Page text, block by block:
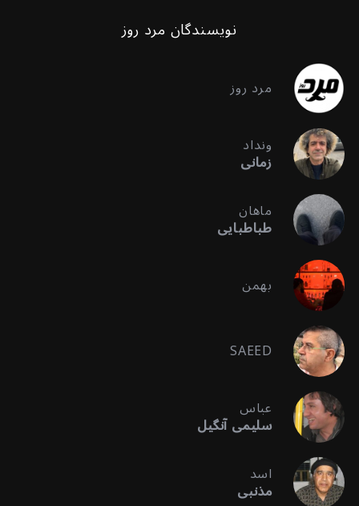
نویسندگان مرد روز
مرد روز
ونداد
زمانی
ماهان
طباطبایی
بهمن
SAEED
عباس
سلیمی آنگیل
اسد
مذنبی